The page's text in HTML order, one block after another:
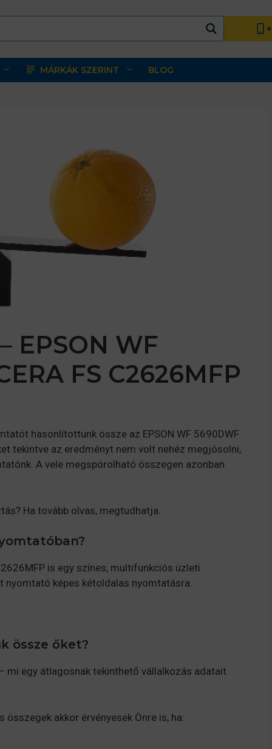
MÁRKÁK SZERINT BLOG
EPSON WF
FS C2626MFP
hasonlítottunk össze az EPSON WF 5690DWF
tekintve az eredményt nem volt nehéz megjósolni,
A vele megspórolható összegen azonban
Ha tovább olvas, megtudhatja.
is egy színes, multifunkciós üzleti
nyomtató képes kétoldalas nyomtatásra.
össze őket?
mi egy átlagosnak tekinthető vállalkozás adatait
akkor érvényesek Önre is, ha: